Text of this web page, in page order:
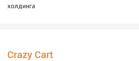
холдинга
Crazy Cart